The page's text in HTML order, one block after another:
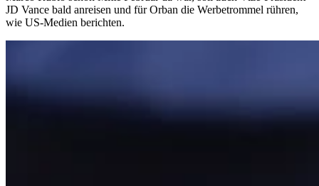
JD Vance bald anreisen und für Orban die Werbetrommel rühren,
wie US-Medien berichten.